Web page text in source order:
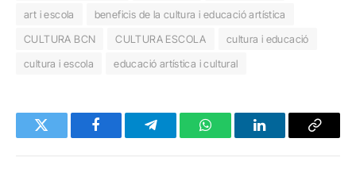
art i escola
beneficis de la cultura i educació artística
CULTURA BCN
CULTURA ESCOLA
cultura i educació
cultura i escola
educació artística i cultural
Twitter FacebookTelegramWhatsAppLinkedInCopy